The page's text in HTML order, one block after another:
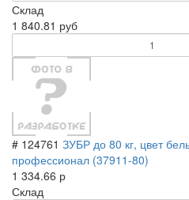
Склад
1 840.81 руб
# 124761 ЗУБР до 80 кг, цвет
профессионал (37911-80)
1 334.66 р
Склад